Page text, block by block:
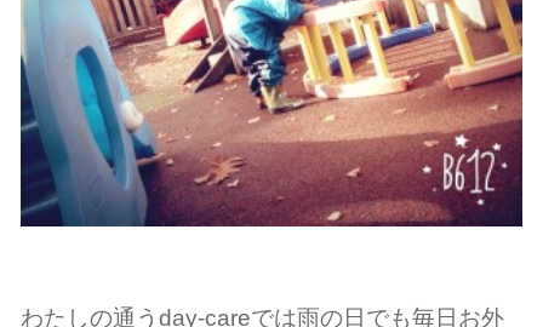
わたしの通うday-careでは雨の日でも毎日お外